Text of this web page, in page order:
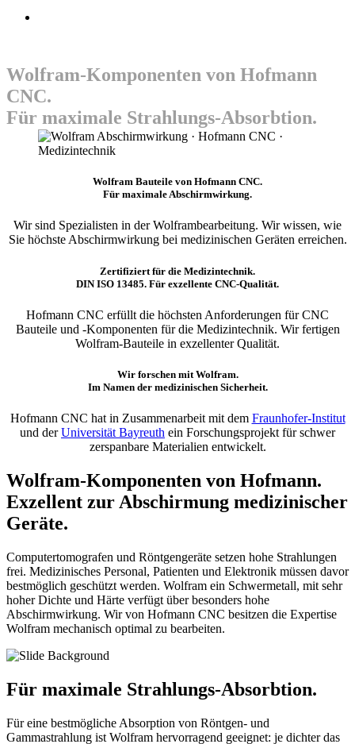
Wolfram-Komponenten von Hofmann
CNC.
Für maximale Strahlungs-Absorbtion.
Wolfram Bauteile von Hofmann CNC.
Für maximale Abschirmwirkung.
Wir sind Spezialisten in der Wolframbearbeitung. Wir wissen, wie
Sie höchste Abschirmwirkung bei medizinischen Geräten erreichen.
Zertifiziert für die Medizintechnik.
DIN ISO 13485. Für exzellente CNC-Qualität.
Hofmann CNC erfüllt die höchsten Anforderungen für CNC
Bauteile und -Komponenten für die Medizintechnik. Wir fertigen
Wolfram-Bauteile in exzellenter Qualität.
Wir forschen mit Wolfram.
Im Namen der medizinischen Sicherheit.
Hofmann CNC hat in Zusammenarbeit mit dem Fraunhofer-Institut
und derUniversität Bayreuth ein Forschungsprojekt für schwer
zerspanbare Materialien entwickelt.
Wolfram-Komponenten von Hofmann.
Exzellent zur Abschirmung medizinischer
Geräte.
Computertomografen und Röntgengeräte setzen hohe Strahlungen
frei. Medizinisches Personal, Patienten und Elektronik müssen davor
bestmöglich geschützt werden. Wolfram ein Schwermetall, mit sehr
hoher Dichte und Härte verfügt über besonders hohe
Abschirmwirkung. Wir von Hofmann CNC besitzen die Expertise
Wolfram mechanisch optimal zu bearbeiten.
Für maximale Strahlungs-Absorbtion.
Für eine bestmögliche Absorption von Röntgen- und
Gammastrahlung ist Wolfram hervorragend geeignet: je dichter das